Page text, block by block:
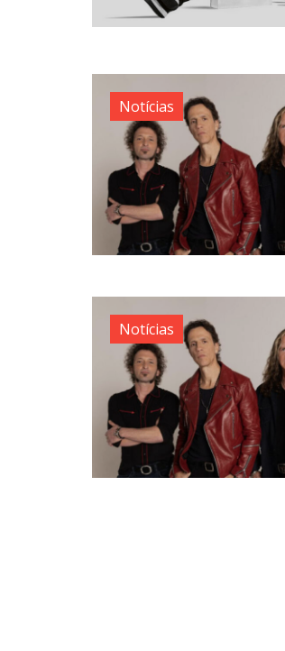
Notícias
Notícias